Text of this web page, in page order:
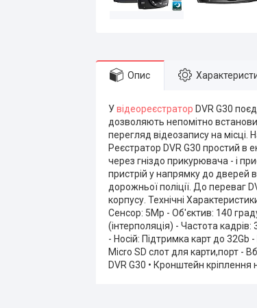
Опис
Увідеореєстратор DVR G30
дозволяють непомітно
перегляд відеозапису на місці.
Реєстратор DVR G30 простий в
через гніздо прикурювача - і
пристрій у напрямку до дверей
дорожньої поліції. До переваг
корпусу. Технічні
Сенсор: 5Mp - Об'єктив: 140
(інтерполяція) - Частота
- Носій: Підтримка карт до 32Gb
Micro SD слот для карти,порт -
DVR G30 • Кронштейн